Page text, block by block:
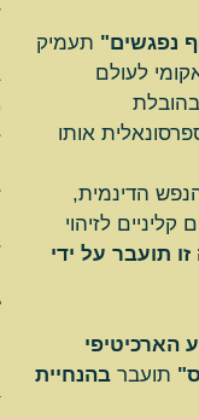
ההכשרה בפסיכותרפית
רקע במקצועות הטיפול
האקומי בטיפול
המורים
נפגשים" תעמיק
לעולם
אותו
הדינמית,
קליניים לזיהוי
תועבר על ידי
הארכיטיפי
תועברבהנחיית